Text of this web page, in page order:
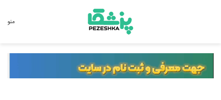
منو